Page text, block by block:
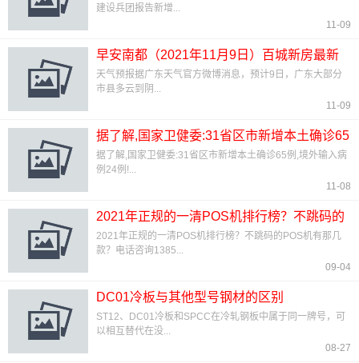
建设兵团报告新增...
11-09
早安南都（2021年11月9日）百城新房最新
均价出炉
天气预报据广东天气官方微博消息，预计9日，广东大部分
市县多云到阴...
11-09
据了解,国家卫健委:31省区市新增本土确诊65
例,境外输入
据了解,国家卫健委:31省区市新增本土确诊65例,境外输入病
例24例!...
11-08
2021年正规的一清POS机排行榜？不跳码的
POS机有那几款
2021年正规的一清POS机排行榜？不跳码的POS机有那几
款？电话咨询1385...
09-04
DC01冷板与其他型号钢材的区别
ST12、DC01冷板和SPCC在冷轧钢板中属于同一牌号，可
以相互替代在没...
08-27